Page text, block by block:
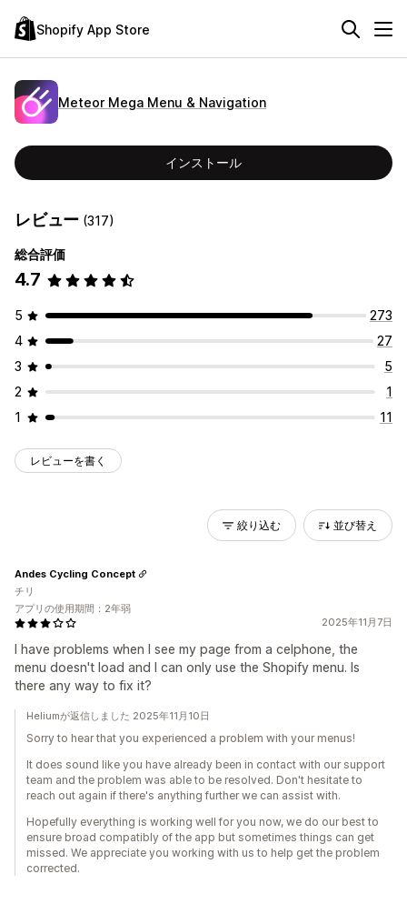
Shopify App Store
Meteor Mega Menu & Navigation
インストール
レビュー (317)
総合評価
4.7
5
273
4
27
3
5
2
1
1
11
レビューを書く
絞り込む 並び替え
2025年11月7日
I have problems when I see my page from a celphone, the
menu doesn't load and I can only use the Shopify menu. Is
there any way to fix it?
Andes Cycling Concept
チリ
アプリの使用期間：2年弱
Heliumが返信しました 2025年11月10日
Sorry to hear that you experienced a problem with your menus!
It does sound like you have already been in contact with our support
team and the problem was able to be resolved. Don't hesitate to
reach out again if there's anything further we can assist with.
Hopefully everything is working well for you now, we do our best to
ensure broad compatibly of the app but sometimes things can get
missed. We appreciate you working with us to help get the problem
corrected.